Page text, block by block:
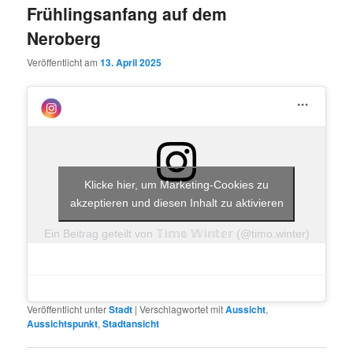
Frühlingsanfang auf dem
Neroberg
Veröffentlicht am13. April 2025
Ein Beitrag geteilt von 𝕋𝕚𝕞𝕠 𝕎𝕚𝕟𝕥𝕖𝕣 (@timo.winter)
Klicke hier, um Marketing-Cookies zu
akzeptieren und diesen Inhalt zu aktivieren
Veröffentlicht unterStadt |Verschlagwortet mitAussicht,
Aussichtspunkt,Stadtansicht